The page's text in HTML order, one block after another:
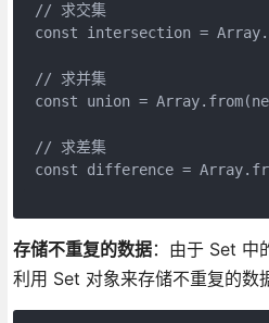
// 求交集
const intersection =
// 求并集
const union =
// 求差集
const difference =
存储不重复的数据：由于 Set 中
利用 Set 对象来存储不重复的数